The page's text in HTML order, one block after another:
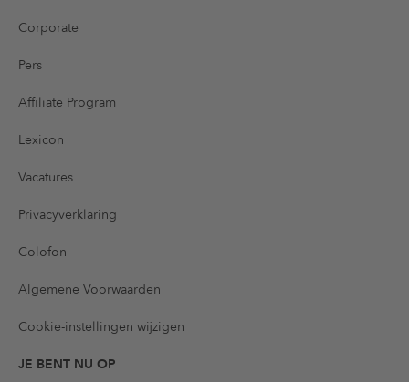
Corporate
Pers
Affiliate Program
Lexicon
Vacatures
Privacyverklaring
Colofon
Algemene Voorwaarden
Cookie-instellingen wijzigen
JE BENT NU OP